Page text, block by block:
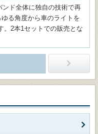
ド全体に独自の技術で再
る角度から車のライトを
。2本1セットでの販売とな